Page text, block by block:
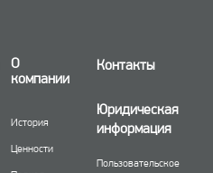
О
компании
История
Ценности
Контакты
Юридическая
информация
Пользовательское